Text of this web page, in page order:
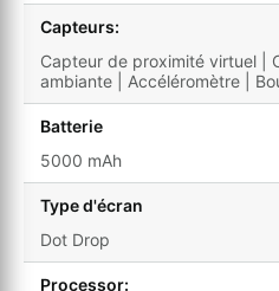
Capteurs:
Capteur de proximité virtuel |
ambiante | Accéléromètre |
Batterie
5000 mAh
Type d'écran
Dot Drop
Processor: